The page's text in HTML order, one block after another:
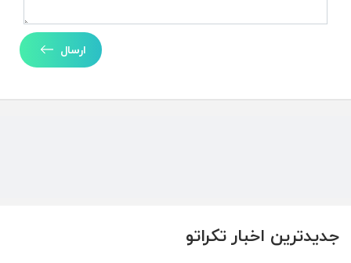
جدیدترین اخبار تکراتو
ارسال